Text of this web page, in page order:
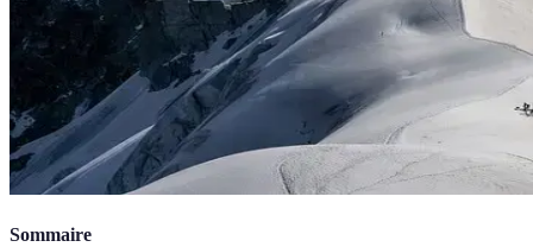
Sommaire